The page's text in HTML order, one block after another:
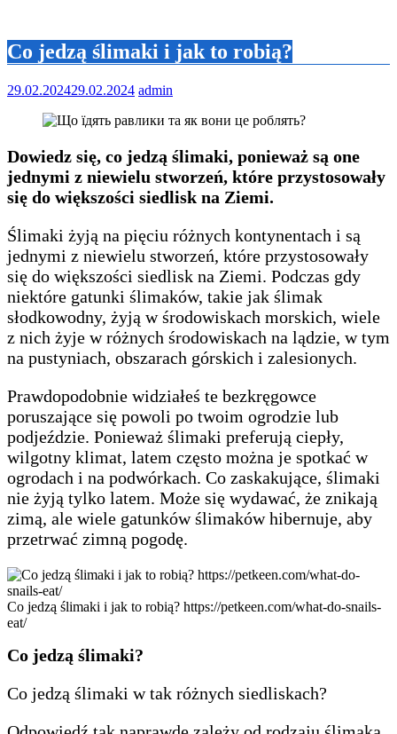
Co jedzą ślimaki i jak to robią?
29.02.202429.02.2024 admin
Dowiedz się, co jedzą ślimaki, ponieważ są one
jednymi z niewielu stworzeń, które przystosowały
się do większości siedlisk na Ziemi.
Ślimaki żyją na pięciu różnych kontynentach i są
jednymi z niewielu stworzeń, które przystosowały
się do większości siedlisk na Ziemi. Podczas gdy
niektóre gatunki ślimaków, takie jak ślimak
słodkowodny, żyją w środowiskach morskich, wiele
z nich żyje w różnych środowiskach na lądzie, w tym
na pustyniach, obszarach górskich i zalesionych.
Prawdopodobnie widziałeś te bezkręgowce
poruszające się powoli po twoim ogrodzie lub
podjeździe. Ponieważ ślimaki preferują ciepły,
wilgotny klimat, latem często można je spotkać w
ogrodach i na podwórkach. Co zaskakujące, ślimaki
nie żyją tylko latem. Może się wydawać, że znikają
zimą, ale wiele gatunków ślimaków hibernuje, aby
przetrwać zimną pogodę.
Co jedzą ślimaki i jak to robią? https://petkeen.com/what-do-snails-
eat/
Co jedzą ślimaki?
Co jedzą ślimaki w tak różnych siedliskach?